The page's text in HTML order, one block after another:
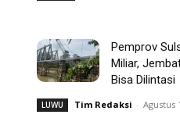
Pemprov
Miliar,
Bisa Dilintasi
LUWU Tim Redaksi - Agustus